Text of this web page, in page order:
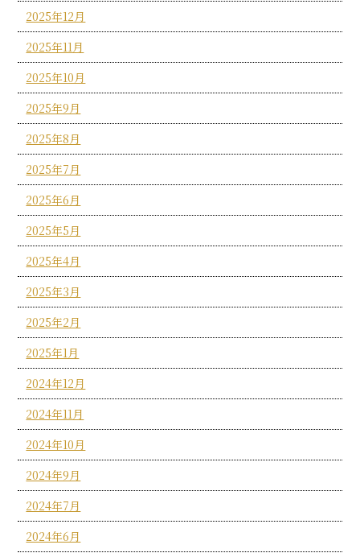
2025年12月
2025年11月
2025年10月
2025年9月
2025年8月
2025年7月
2025年6月
2025年5月
2025年4月
2025年3月
2025年2月
2025年1月
2024年12月
2024年11月
2024年10月
2024年9月
2024年7月
2024年6月